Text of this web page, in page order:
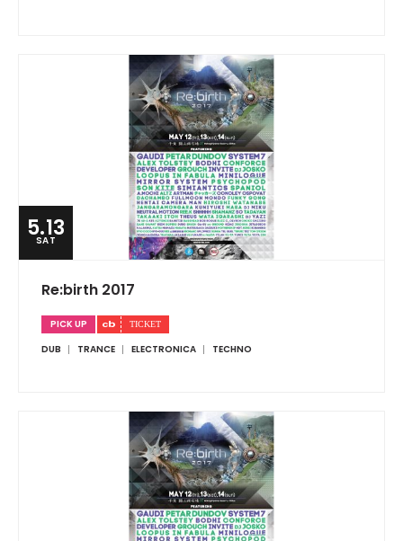
5.13
SAT
Re:birth 2017
PICK UP
DUB
TRANCE ELECTRONICA TECHNO